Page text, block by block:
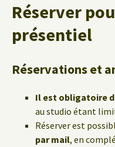
Réserver
présentiel
Réservations et
Il est obligatoire
au studio étant
Réserver est
par mail, en